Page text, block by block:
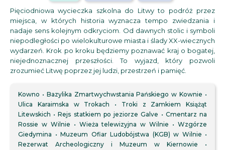
Pięciodniowa wycieczka szkolna do Litwy to podróż przez
miejsca, w których historia wyznacza tempo zwiedzania i
nadaje sens kolejnym odkryciom. Od dawnych stolic i symboli
niepodległości po wielokulturowe miasta i ślady XX-wiecznych
wydarzeń. Krok po kroku będziemy poznawać kraj o bogatej,
niejednoznacznej przeszłości. To wyjazd, który pozwoli
zrozumieć Litwę poprzez jej ludzi, przestrzeń i pamięć.
Kowno
Bazylika Zmartwychwstania Pańskiego w Kownie
Ulica Karaimska w Trokach
Troki z Zamkiem Książąt
Litewskich
Rejs statkiem po jeziorze Galve
Cmentarz na
Rossie w Wilnie
Wieża telewizyjna w Wilnie
Wzgórze
Giedymina
Muzeum Ofiar Ludobójstwa (KGB) w Wilnie
Rezerwat Archeologiczny i Muzeum w Kiernowie